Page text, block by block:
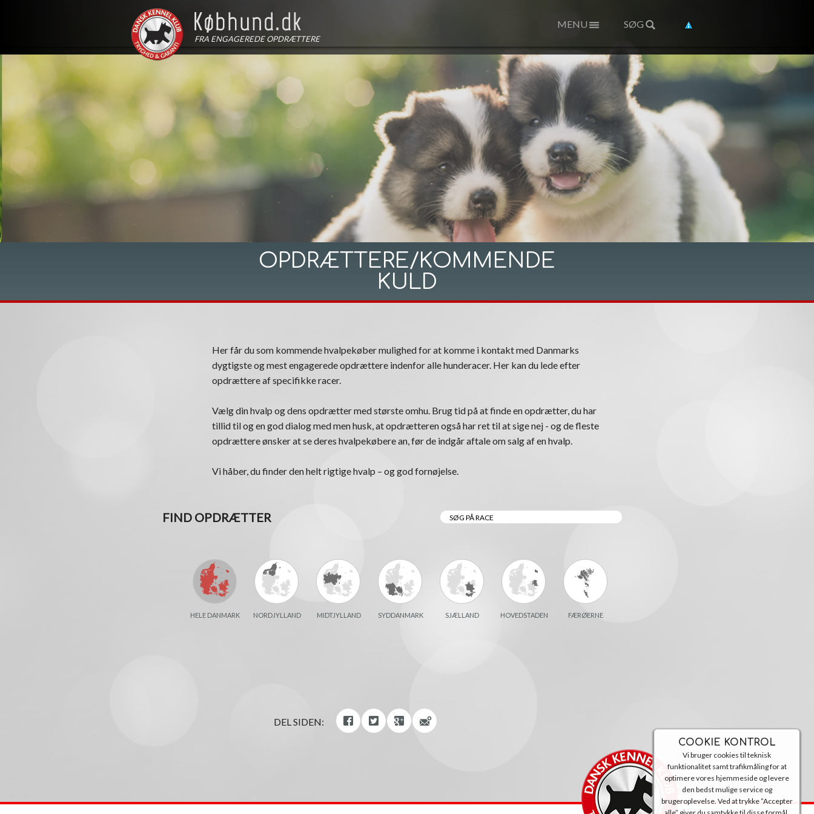
FRA ENGAGEREDE OPDRÆTTERE
SØG
MENU
COOKIE KONTROL
Vi bruger cookies til teknisk
funktionalitet samt trafikmåling for at
optimere vores hjemmeside og levere
den bedst mulige service og
brugeroplevelse. Ved at trykke ”Accepter
OPDRÆTTERE/KOMMENDE
KULD
Her får du som kommende hvalpekøber mulighed for at komme i kontakt med Danmarks
dygtigste og mest engagerede opdrættere indenfor alle hunderacer. Her kan du lede efter
opdrættere af specifikke racer.
Vælg din hvalp og dens opdrætter med største omhu. Brug tid på at finde en opdrætter, du har
tillid til og en god dialog med men husk, at opdrætteren også har ret til at sige nej - og de fleste
opdrættere ønsker at se deres hvalpekøbere an, før de indgår aftale om salg af en hvalp.
Vi håber, du finder den helt rigtige hvalp – og god fornøjelse.
FIND OPDRÆTTER
HELE DANMARK NORDJYLLAND MIDTJYLLAND SYDDANMARK SJÆLLAND HOVEDSTADEN FÆRØERNE
DEL SIDEN: